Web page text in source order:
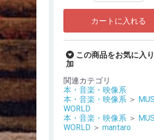
カートに入れる
この商品をお気に入
加
関連カテゴリ
本・音楽・映像系
本・音楽・映像系 ＞
WORLD
本・音楽・映像系 ＞
WORLD ＞ mantaro